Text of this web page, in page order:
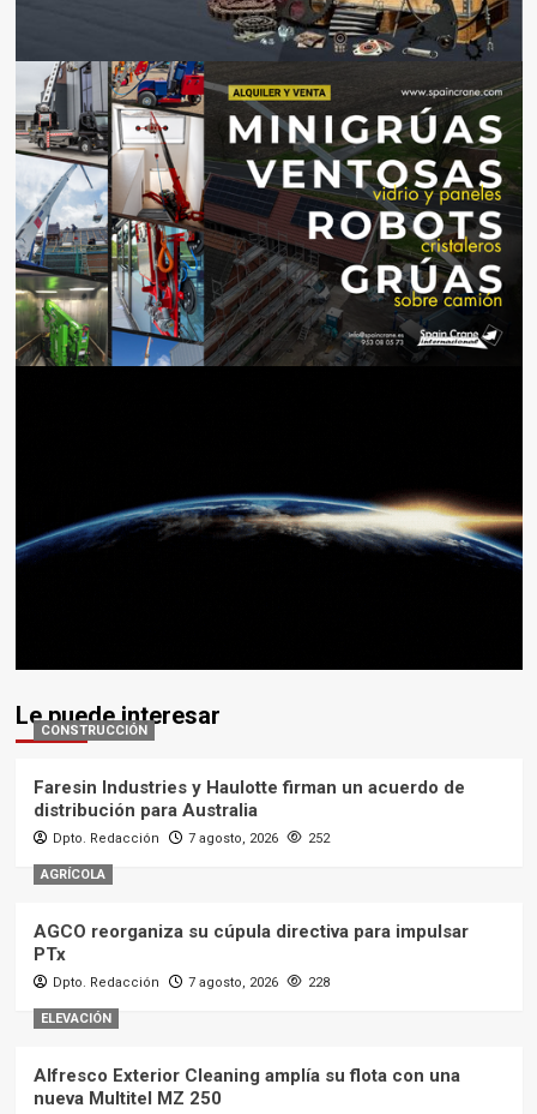
Le puede interesar
CONSTRUCCIÓN
Faresin Industries y Haulotte firman un acuerdo de
distribución para Australia
Dpto. Redacción 7 agosto, 2026 252
AGRÍCOLA
AGCO reorganiza su cúpula directiva para impulsar
PTx
Dpto. Redacción 7 agosto, 2026 228
ELEVACIÓN
Alfresco Exterior Cleaning amplía su flota con una
nueva Multitel MZ 250